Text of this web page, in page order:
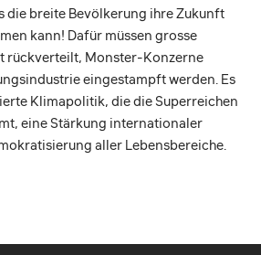
die breite Bevölkerung ihre Zukunft
kann! Dafür müssen grosse
rückverteilt, Monster-Konzerne
eingestampft werden. Es
Klimapolitik, die die Superreichen
eine Stärkung internationaler
aller Lebensbereiche.